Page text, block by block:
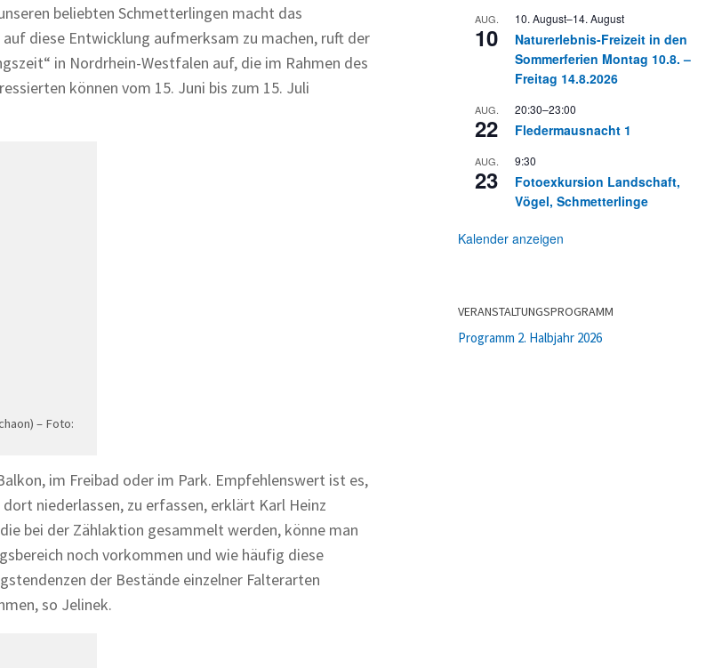
beliebten Schmetterlingen macht das
diese Entwicklung aufmerksam zu machen, ruft der
in Nordrhein-Westfalen auf, die im Rahmen des
können vom 15. Juni bis zum 15. Juli
– Foto:
im Freibad oder im Park. Empfehlenswert ist es,
niederlassen, zu erfassen, erklärt Karl Heinz
bei der Zählaktion gesammelt werden, könne man
noch vorkommen und wie häufig diese
der Bestände einzelner Falterarten
so Jelinek.
AUG.
10
10. August–14. August
Naturerlebnis-Freizeit in den
Sommerferien Montag 10.8. –
Freitag 14.8.2026
AUG.
22
20:30–23:00
Fledermausnacht 1
AUG.
23
9:30
Fotoexkursion Landschaft,
Vögel, Schmetterlinge
Kalender anzeigen
VERANSTALTUNGSPROGRAMM
Programm 2. Halbjahr 2026